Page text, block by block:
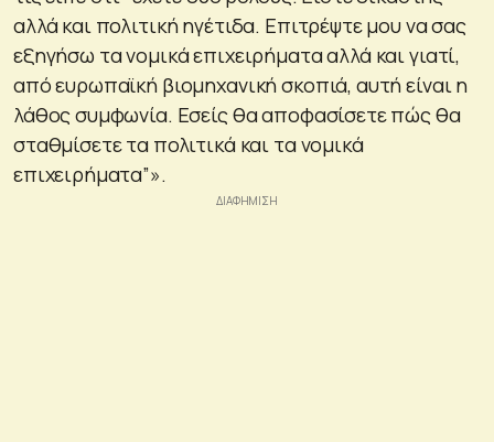
αλλά και πολιτική ηγέτιδα. Επιτρέψτε μου να σας
εξηγήσω τα νομικά επιχειρήματα αλλά και γιατί,
από ευρωπαϊκή βιομηχανική σκοπιά, αυτή είναι η
λάθος συμφωνία. Εσείς θα αποφασίσετε πώς θα
σταθμίσετε τα πολιτικά και τα νομικά
επιχειρήματα”».